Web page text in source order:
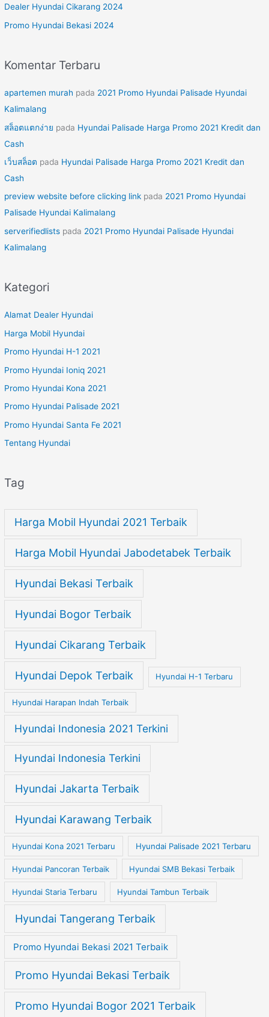
k
:
Dealer Hyundai Cikarang 2024
Promo Hyundai Bekasi 2024
Komentar Terbaru
apartemen murah pada 2021 Promo Hyundai Palisade Hyundai
Kalimalang
สล็อตแตกง่าย pada Hyundai Palisade Harga Promo 2021 Kredit dan
Cash
เว็บสล็อต pada Hyundai Palisade Harga Promo 2021 Kredit dan
Cash
preview website before clicking link pada 2021 Promo Hyundai
Palisade Hyundai Kalimalang
serverifiedlists pada 2021 Promo Hyundai Palisade Hyundai
Kalimalang
Kategori
Alamat Dealer Hyundai
Harga Mobil Hyundai
Promo Hyundai H-1 2021
Promo Hyundai Ioniq 2021
Promo Hyundai Kona 2021
Promo Hyundai Palisade 2021
Promo Hyundai Santa Fe 2021
Tentang Hyundai
Tag
Harga Mobil Hyundai 2021 Terbaik
Harga Mobil Hyundai Jabodetabek Terbaik
Hyundai Bekasi Terbaik
Hyundai Bogor Terbaik
Hyundai Cikarang Terbaik
Hyundai Depok Terbaik Hyundai H-1 Terbaru
Hyundai Harapan Indah Terbaik
Hyundai Indonesia 2021 Terkini
Hyundai Indonesia Terkini
Hyundai Jakarta Terbaik
Hyundai Karawang Terbaik
Hyundai Kona 2021 Terbaru Hyundai Palisade 2021 Terbaru
Hyundai Pancoran Terbaik Hyundai SMB Bekasi Terbaik
Hyundai Staria Terbaru Hyundai Tambun Terbaik
Hyundai Tangerang Terbaik
Promo Hyundai Bekasi 2021 Terbaik
Promo Hyundai Bekasi Terbaik
Promo Hyundai Bogor 2021 Terbaik